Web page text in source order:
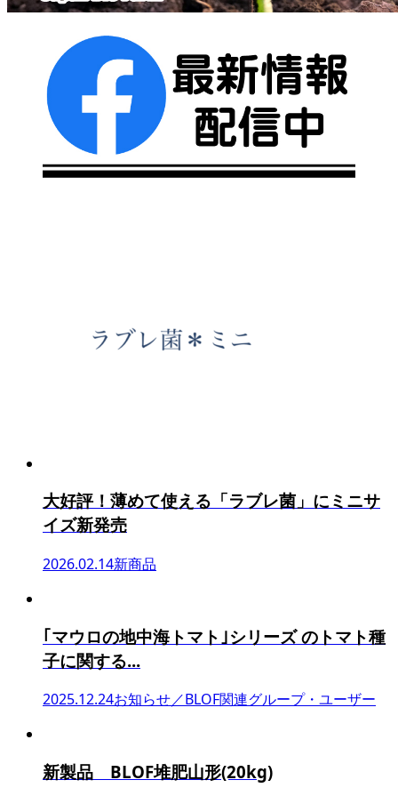
大好評！薄めて使える「ラブレ菌」にミニサ
イズ新発売
2026.02.14新商品
｢マウロの地中海トマト｣シリーズ のトマト種
子に関する...
2025.12.24お知らせ／BLOF関連グループ・ユーザー
新製品 BLOF堆肥山形(20kg)